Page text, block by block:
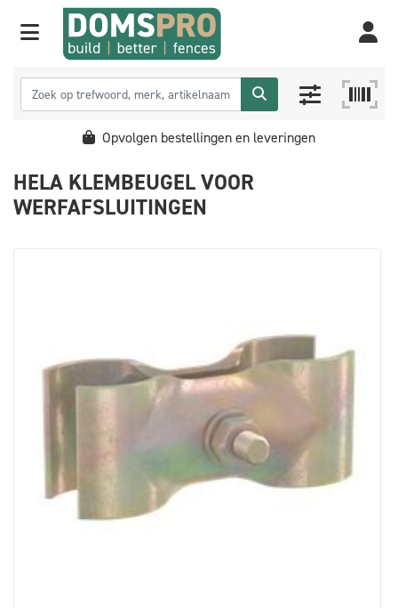
Opvolgen bestellingen en leveringen
HELA KLEMBEUGEL VOOR
WERFAFSLUITINGEN